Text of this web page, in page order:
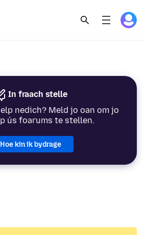
In fraach stelle
nedich? Meld jo oan om jo
ús foarums te stellen.
Hoe kin ik bydrage